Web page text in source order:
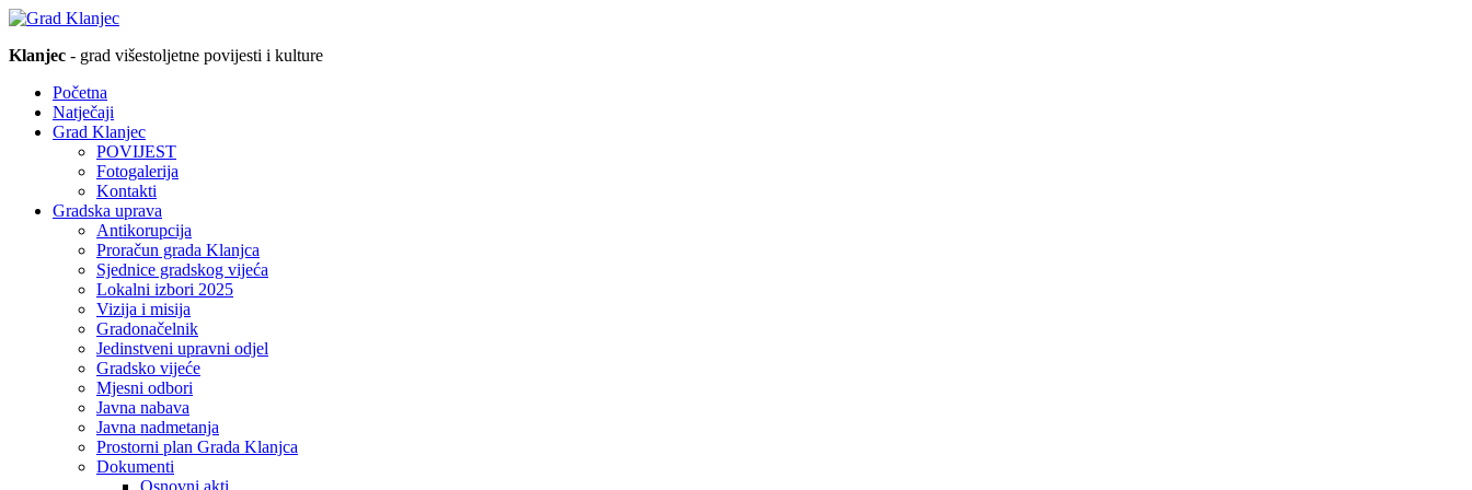
Klanjec - grad višestoljetne povijesti i kulture
Početna
Natječaji
Grad Klanjec
POVIJEST
Fotogalerija
Kontakti
Gradska uprava
Antikorupcija
Proračun grada Klanjca
Sjednice gradskog vijeća
Lokalni izbori 2025
Vizija i misija
Gradonačelnik
Jedinstveni upravni odjel
Gradsko vijeće
Mjesni odbori
Javna nabava
Javna nadmetanja
Prostorni plan Grada Klanjca
Dokumenti
Osnovni akti